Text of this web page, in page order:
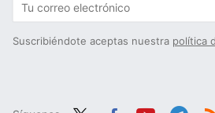
Suscribiéndote aceptas nuestra política